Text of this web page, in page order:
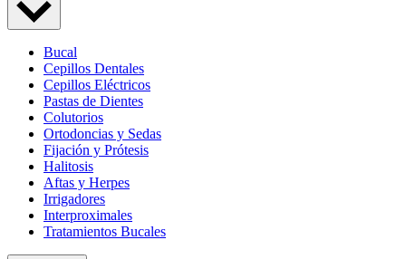
Bucal
Cepillos Dentales
Cepillos Eléctricos
Pastas de Dientes
Colutorios
Ortodoncias y Sedas
Fijación y Prótesis
Halitosis
Aftas y Herpes
Irrigadores
Interproximales
Tratamientos Bucales